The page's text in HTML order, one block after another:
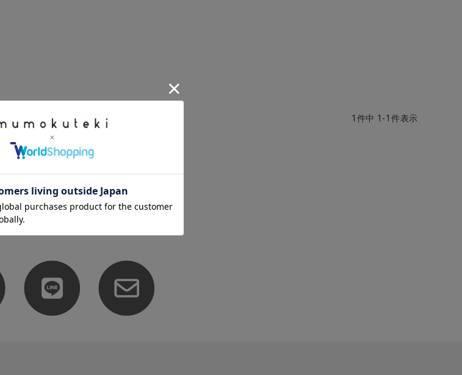
1 件中 1 -1 件表示
FOLLOW US